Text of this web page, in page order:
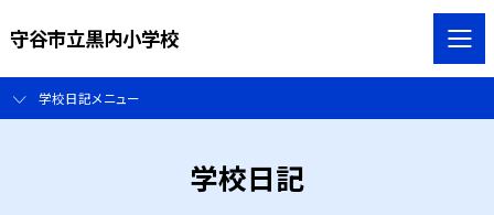
守谷市立黒内小学校
学校日記メニュー
学校日記